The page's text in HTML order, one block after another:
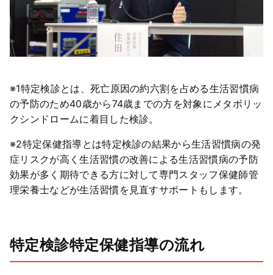
※1特定検診とは、死亡原因の約六割を占める生活習慣病
の予防のため40歳から74歳までの方を対象にメタボリッ
クシンドロームに着目した検診。
※2特定保健指導とは特定検診の結果から生活習慣病の発
症リスクが高く生活習慣の改善による生活習慣病の予防
効果が多く期待できる方に対して専門スタッフ保健師管
理栄養士などが生活習慣を見直すサポートもします。
特定検診特定保健指導の流れ